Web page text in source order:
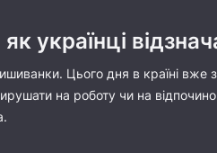
українці
Цього дня в країні вже
на роботу чи на